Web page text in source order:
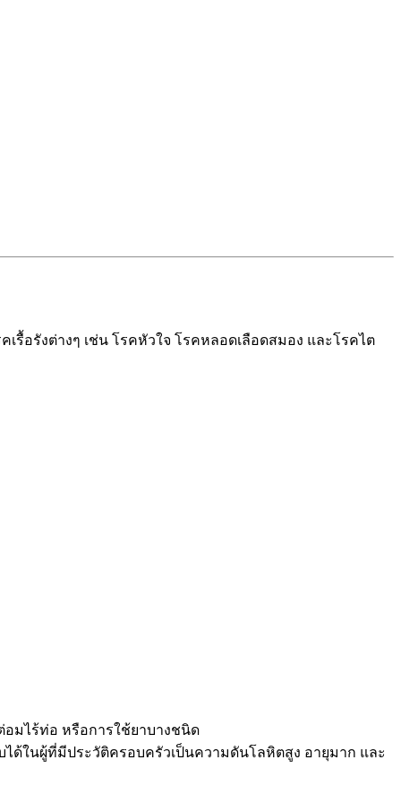
รื้อรังต่างๆ เช่น โรคหัวใจ โรคหลอดเลือดสมอง และโรคไต
อมไร้ท่อ หรือการใช้ยาบางชนิด
ด้ในผู้ที่มีประวัติครอบครัวเป็นความดันโลหิตสูง อายุมาก และ